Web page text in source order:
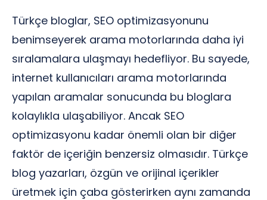
Türkçe bloglar, SEO optimizasyonunu
benimseyerek arama motorlarında daha iyi
sıralamalara ulaşmayı hedefliyor. Bu sayede,
internet kullanıcıları arama motorlarında
yapılan aramalar sonucunda bu bloglara
kolaylıkla ulaşabiliyor. Ancak SEO
optimizasyonu kadar önemli olan bir diğer
faktör de içeriğin benzersiz olmasıdır. Türkçe
blog yazarları, özgün ve orijinal içerikler
üretmek için çaba gösterirken aynı zamanda